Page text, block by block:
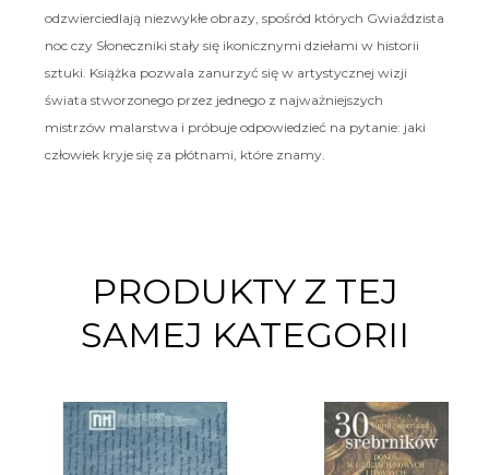
odzwierciedlają niezwykłe obrazy, spośród których Gwiaździsta
noc czy Słoneczniki stały się ikonicznymi dziełami w historii
sztuki. Książka pozwala zanurzyć się w artystycznej wizji
świata stworzonego przez jednego z najważniejszych
mistrzów malarstwa i próbuje odpowiedzieć na pytanie: jaki
człowiek kryje się za płótnami, które znamy.
PRODUKTY Z TEJ
SAMEJ KATEGORII